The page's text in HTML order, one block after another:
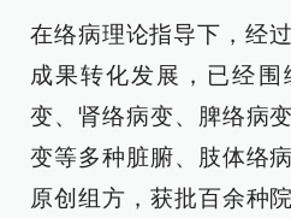
在络病理论指导下，经
成果转化发展，已经
变、肾络病变、脾络病
变等多种脏腑、肢体络
原创组方，获批百余种